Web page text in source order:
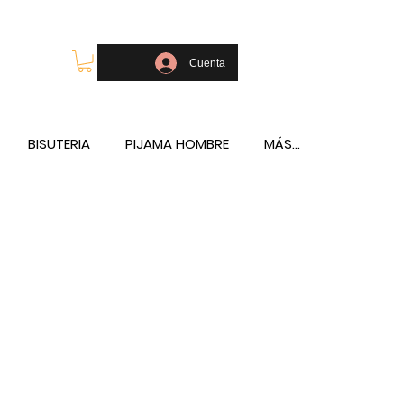
Cuenta
BISUTERIA PIJAMA HOMBRE MÁS...